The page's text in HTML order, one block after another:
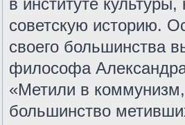
в институте
советскую историю.
своего большинства
философа
«Метили в
большинство